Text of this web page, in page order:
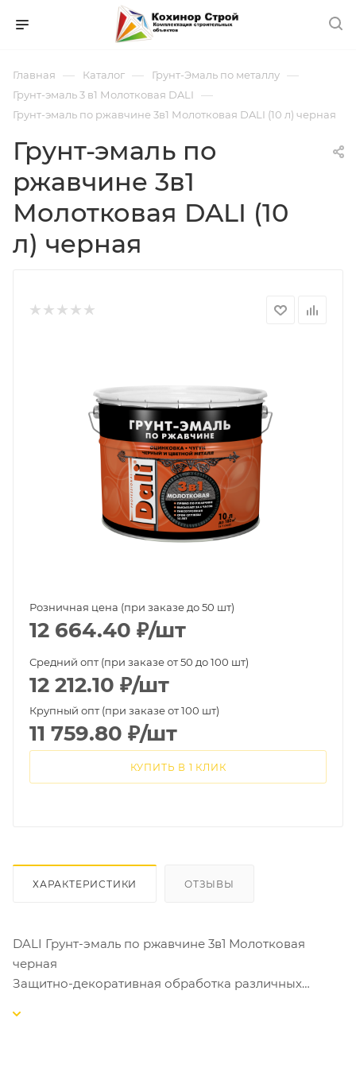
Главная — Каталог — Грунт-Эмаль по металлу —
Грунт-эмаль 3 в1 Молотковая DALI —
Грунт-эмаль по ржавчине 3в1 Молотковая DALI (10 л) черная
Грунт-эмаль по
ржавчине 3в1
Молотковая DALI (10
л) черная
Розничная цена (при заказе до 50 шт)
12 664.40 ₽/шт
Средний опт (при заказе от 50 до 100 шт)
12 212.10 ₽/шт
Крупный опт (при заказе от 100 шт)
11 759.80 ₽/шт
КУПИТЬ В 1 КЛИК
ХАРАКТЕРИСТИКИ ОТЗЫВЫ
DALI Грунт-эмаль по ржавчине 3в1 Молотковая
черная
Защитно-декоративная обработка различных